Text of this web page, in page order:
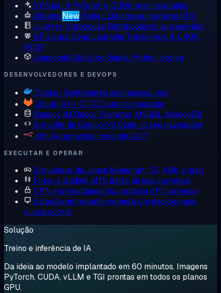
VPS de IA PyTorch e CUDA pré-instalados
Ollama New Rode LLMs no seu próprio VPS
Jupyter Notebooks Notebooks no seu servidor
GPU para Deep Learning Treine em L4, L40S,
H100
AnacondaStack de dados Python, pronta
DESENVOLVEDORES E DEVOPS
Docker Contêineres com acesso root
GitLab Git + CI/CD auto-hospedado
Bancos de Dados Postgres, MySQL, MongoDB
Servidor de Código VS Code no seu navegador
n8n Automações rodando 24/7
EXECUTAR E OPERAR
Servidores de Jogos Minecraft, CS, ARK e mais
Forex e trading MT5 perto da sua corretora
VPN e privacidadeSua própria VPN privada
Estação de trabalho remota Um desktop que
nunca dorme
Solução
Treino e inferência de IA
Da ideia ao modelo implantado em 60 minutos. Imagens
PyTorch, CUDA, vLLM e TGI prontas em todos os planos
GPU.